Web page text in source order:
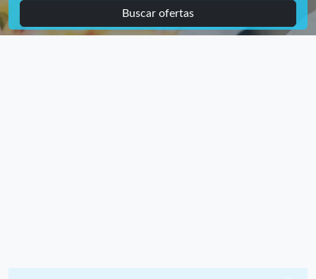
Buscar ofertas